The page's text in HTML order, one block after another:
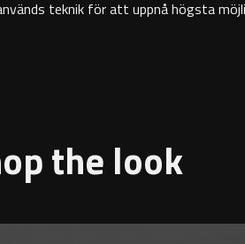
teknik för att uppnå högsta
the look